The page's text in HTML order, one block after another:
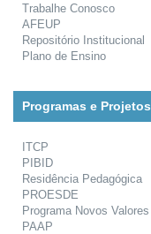
Trabalhe Conosco
AFEUP
Repositório Institucional
Plano de Ensino
Programas e Projetos
ITCP
PIBID
Residência Pedagógica
PROESDE
Programa Novos Valores
PAAP